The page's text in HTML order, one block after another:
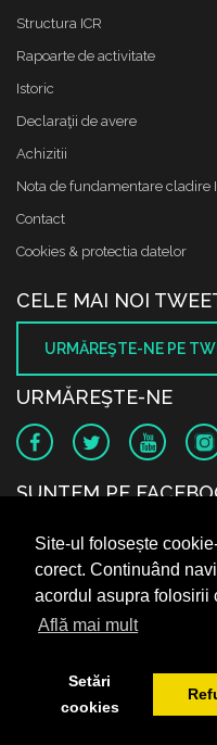
Site-ul folosește
corect. Continuând
acordul asupra folosirii
Află mai mult
Setări
cookies
Structura ICR
Rapoarte de activitate
Istoric
Declaraţii de avere
Achizitii
Nota de fundamentare cladire
Contact
Cookies & protectia datelor
CELE MAI NOI
URMĂREŞTE-NE PE
URMĂREŞTE-NE
SUNTEM PE